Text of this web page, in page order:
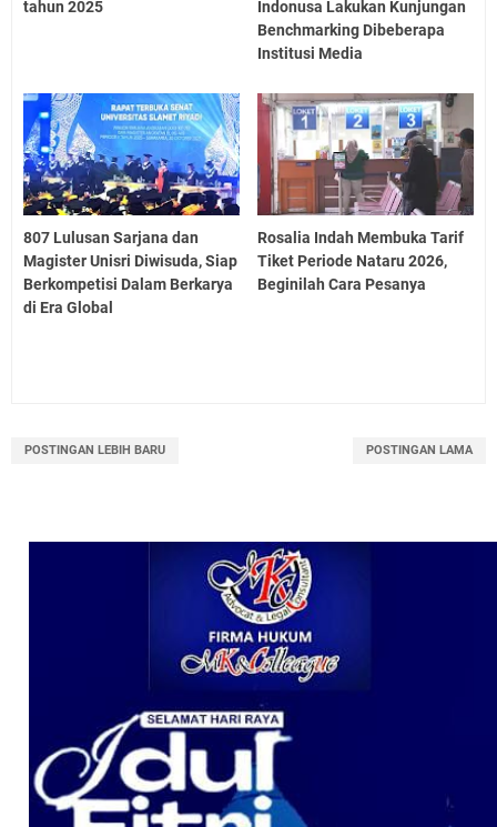
tahun 2025
Indonusa Lakukan Kunjungan
Benchmarking Dibeberapa
Institusi Media
807 Lulusan Sarjana dan
Magister Unisri Diwisuda, Siap
Berkompetisi Dalam Berkarya
di Era Global
Rosalia Indah Membuka Tarif
Tiket Periode Nataru 2026,
Beginilah Cara Pesanya
POSTINGAN LEBIH BARU POSTINGAN LAMA